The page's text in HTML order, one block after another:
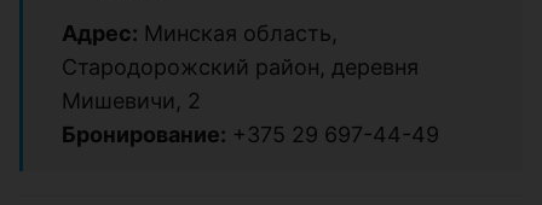
Адрес: Минская область,
Стародорожский район, деревня
Мишевичи, 2
Бронирование: +375 29 697-44-49